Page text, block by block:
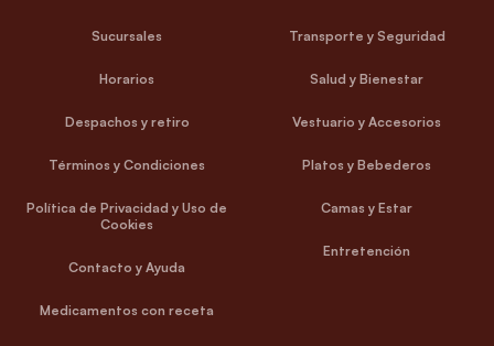
Sucursales
Horarios
Despachos y retiro
Términos y Condiciones
Política de Privacidad y Uso de
Cookies
Contacto y Ayuda
Medicamentos con receta
Transporte y Seguridad
Salud y Bienestar
Vestuario y Accesorios
Platos y Bebederos
Camas y Estar
Entretención